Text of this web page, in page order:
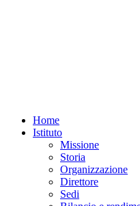
Home
Istituto
Missione
Storia
Organizzazione
Direttore
Sedi